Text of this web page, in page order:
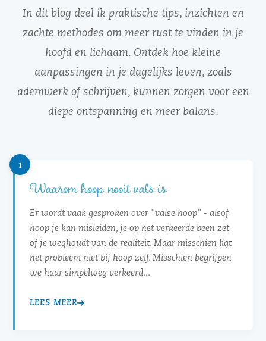
In dit blog deel ik praktische tips, inzichten en
zachte methodes om meer rust te vinden in je
hoofd en lichaam. Ontdek hoe kleine
aanpassingen in je dagelijks leven, zoals
ademwerk of schrijven, kunnen zorgen voor een
diepe ontspanning en meer balans.
1
Waarom hoop nooit vals is
Er wordt vaak gesproken over "valse hoop" - alsof
hoop je kan misleiden, je op het verkeerde been zet
of je weghoudt van de realiteit. Maar misschien ligt
het probleem niet bij hoop zelf. Misschien begrijpen
we haar simpelweg verkeerd...
LEES MEER